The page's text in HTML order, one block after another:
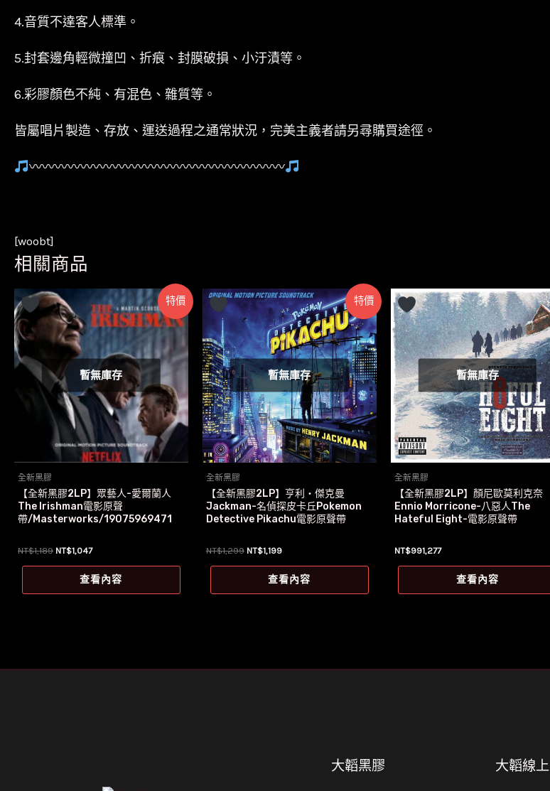
4.音質不達客人標準。
5.封套邊角輕微撞凹、折痕、封膜破損、小汙漬等。
6.彩膠顏色不純、有混色、雜質等。
皆屬唱片製造、存放、運送過程之通常狀況，完美主義者請另尋購買途徑。
〰〰〰〰〰〰〰〰〰〰〰〰〰〰〰〰〰〰〰〰
[woobt]
相關商品
特價
暫無庫存
全新黑膠
【全新黑膠2LP】眾藝人-愛爾蘭人
The Irishman電影原聲
帶/Masterworks/19075969471
NT$1,189 原
NT$1,189。
NT$1,047目
價
格：
NT$1,047。
查看內容
特價
暫無庫存
全新黑膠
【全新黑膠2LP】亨利‧傑克曼
Jackman-名偵探皮卡丘Pokemon
Detective Pikachu電影原聲帶
NT$1,299 原
NT$1,299。
NT$1,199目
價
格：
NT$1,199。
查看內容
暫無庫存
全新黑膠
【全新黑膠2LP】顏尼歐莫利克奈
Ennio Morricone-八惡人The
Hateful Eight-電影原聲帶
NT$991,277
查看內容
大韜黑膠 大韜線上